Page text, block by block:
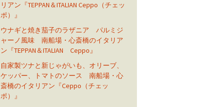
リアン『TEPPAN＆ITALIAN Ceppo（チェッ
ポ）』
ウナギと焼き茄子のラザニア パルミジ
ャーノ風味 南船場・心斎橋のイタリア
ン『TEPPAN＆ITALIAN Ceppo』
自家製ツナと新じゃがいも、オリーブ、
ケッパー、トマトのソース 南船場・心
斎橋のイタリアン『Ceppo（チェッ
ポ）』